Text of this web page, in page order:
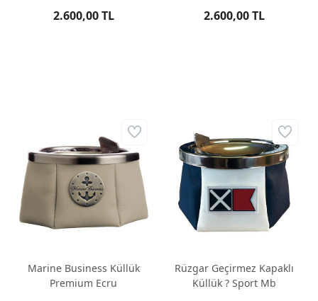
2.600,00 TL 2.600,00 TL
Marine Business Küllük
Premium Ecru
Rüzgar Geçirmez Kapaklı
Küllük ? Sport Mb